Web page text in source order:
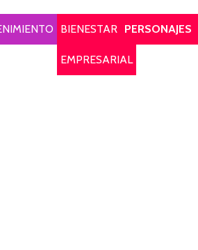
BIENESTAR PERSONAJES
EMPRESARIAL